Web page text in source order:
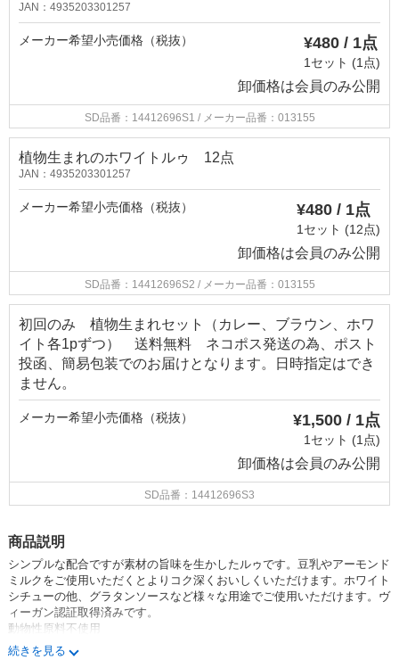
JAN：4935203301257
メーカー希望小売価格（税抜） ¥480 / 1点
1セット (1点)
卸価格は会員のみ公開
SD品番：14412696S1 / メーカー品番：013155
植物生まれのホワイトルゥ 12点
JAN：4935203301257
メーカー希望小売価格（税抜） ¥480 / 1点
1セット (12点)
卸価格は会員のみ公開
SD品番：14412696S2 / メーカー品番：013155
初回のみ 植物生まれセット（カレー、ブラウン、ホワ
イト各1pずつ） 送料無料 ネコポス発送の為、ポスト
投函、簡易包装でのお届けとなります。日時指定はでき
ません。
メーカー希望小売価格（税抜） ¥1,500 / 1点
1セット (1点)
卸価格は会員のみ公開
SD品番：14412696S3
商品説明
シンプルな配合ですが素材の旨味を生かしたルゥです。豆乳やアーモンド
ミルクをご使用いただくとよりコク深くおいしくいただけます。ホワイト
シチューの他、グラタンソースなど様々な用途でご使用いただけます。 ヴ
ィーガン認証取得済みです。
動物性原料不使用
グルテンフリー
続きを見る